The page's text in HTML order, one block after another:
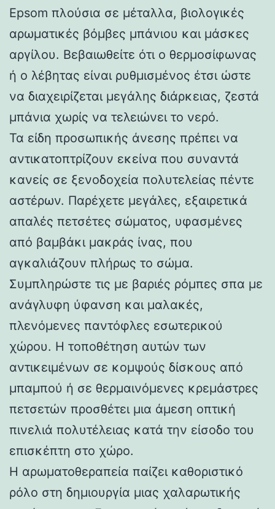
Epsom πλούσια σε μέταλλα, βιολογικές
αρωματικές βόμβες μπάνιου και μάσκες
αργίλου. Βεβαιωθείτε ότι ο θερμοσίφωνας
ή ο λέβητας είναι ρυθμισμένος έτσι ώστε
να διαχειρίζεται μεγάλης διάρκειας, ζεστά
μπάνια χωρίς να τελειώνει το νερό.
Τα είδη προσωπικής άνεσης πρέπει να
αντικατοπτρίζουν εκείνα που συναντά
κανείς σε ξενοδοχεία πολυτελείας πέντε
αστέρων. Παρέχετε μεγάλες, εξαιρετικά
απαλές πετσέτες σώματος, υφασμένες
από βαμβάκι μακράς ίνας, που
αγκαλιάζουν πλήρως το σώμα.
Συμπληρώστε τις με βαριές ρόμπες σπα με
ανάγλυφη ύφανση και μαλακές,
πλενόμενες παντόφλες εσωτερικού
χώρου. Η τοποθέτηση αυτών των
αντικειμένων σε κομψούς δίσκους από
μπαμπού ή σε θερμαινόμενες κρεμάστρες
πετσετών προσθέτει μια άμεση οπτική
πινελιά πολυτέλειας κατά την είσοδο του
επισκέπτη στο χώρο.
Η αρωματοθεραπεία παίζει καθοριστικό
ρόλο στη δημιουργία μιας χαλαρωτικής